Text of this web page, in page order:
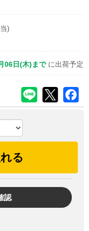
)
06日(木)まで に出荷予定
る
認